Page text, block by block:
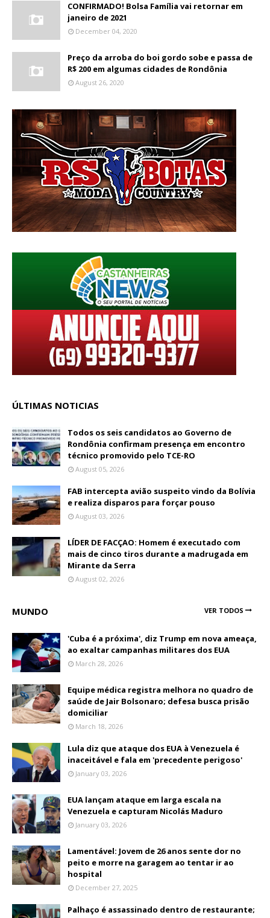
CONFIRMADO! Bolsa Família vai retornar em
janeiro de 2021
December 04, 2020
Preço da arroba do boi gordo sobe e passa de
R$ 200 em algumas cidades de Rondônia
August 26, 2020
ÚLTIMAS NOTICIAS
Todos os seis candidatos ao Governo de
Rondônia confirmam presença em encontro
técnico promovido pelo TCE-RO
August 05, 2026
FAB intercepta avião suspeito vindo da Bolívia
e realiza disparos para forçar pouso
August 03, 2026
LÍDER DE FACÇAO: Homem é executado com
mais de cinco tiros durante a madrugada em
Mirante da Serra
August 02, 2026
MUNDO VER TODOS
'Cuba é a próxima', diz Trump em nova ameaça,
ao exaltar campanhas militares dos EUA
March 28, 2026
Equipe médica registra melhora no quadro de
saúde de Jair Bolsonaro; defesa busca prisão
domiciliar
March 18, 2026
Lula diz que ataque dos EUA à Venezuela é
inaceitável e fala em 'precedente perigoso'
January 03, 2026
EUA lançam ataque em larga escala na
Venezuela e capturam Nicolás Maduro
January 03, 2026
Lamentável: Jovem de 26 anos sente dor no
peito e morre na garagem ao tentar ir ao
hospital
December 27, 2025
Palhaço é assassinado dentro de restaurante;